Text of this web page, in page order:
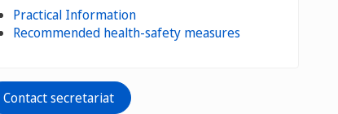
Practical Information
Recommended health-safety measures
Contact secretariat